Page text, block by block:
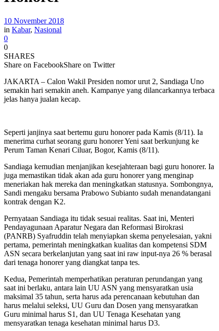
10 November 2018
in Kabar, Nasional
0
0
SHARES
Share on FacebookShare on Twitter
JAKARTA – Calon Wakil Presiden nomor urut 2, Sandiaga Uno
semakin hari semakin aneh. Kampanye yang dilancarkannya terbaca
jelas hanya jualan kecap.
Seperti janjinya saat bertemu guru honorer pada Kamis (8/11). Ia
menerima curhat seorang guru honorer Yeni saat berkunjung ke
Perum Taman Kenari Ciluar, Bogor, Kamis (8/11).
Sandiaga kemudian menjanjikan kesejahteraan bagi guru honorer. Ia
juga memastikan tidak akan ada guru honorer yang menginap
meneriakan hak mereka dan meningkatkan statusnya. Sombongnya,
Sandi mengaku bersama Prabowo Subianto sudah menandatangani
kontrak dengan K2.
Pernyataan Sandiaga itu tidak sesuai realitas. Saat ini, Menteri
Pendayagunaan Aparatur Negara dan Reformasi Birokrasi
(PANRB) Syafruddin telah menyiapkan skema penyelesaian, yakni
pertama, pemerintah meningkatkan kualitas dan kompetensi SDM
ASN secara berkelanjutan yang saat ini raw input-nya 26 % berasal
dari tenaga honorer yang diangkat tanpa tes.
Kedua, Pemerintah memperhatikan peraturan perundangan yang
saat ini berlaku, antara lain UU ASN yang mensyaratkan usia
maksimal 35 tahun, serta harus ada perencanaan kebutuhan dan
harus melalui seleksi, UU Guru dan Dosen yang mensyaratkan
Guru minimal harus S1, dan UU Tenaga Kesehatan yang
mensyaratkan tenaga kesehatan minimal harus D3.